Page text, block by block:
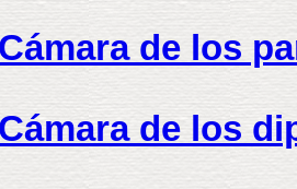
de los
de los